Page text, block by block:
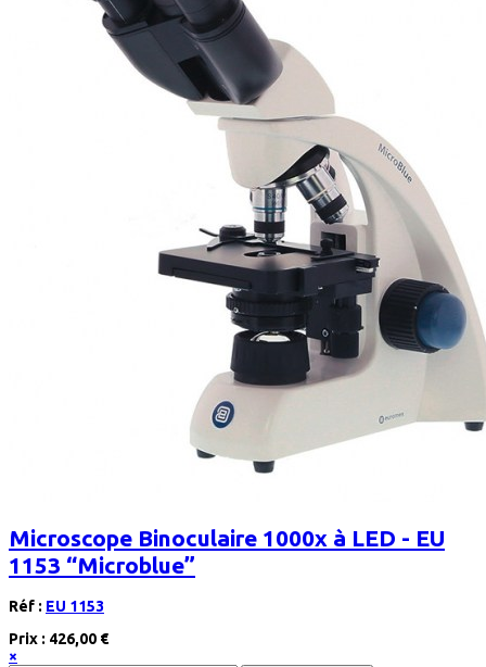
Microscope Binoculaire 1000x à LED - EU
1153 “Microblue”
Réf : EU 1153
Prix : 426,00 €
×